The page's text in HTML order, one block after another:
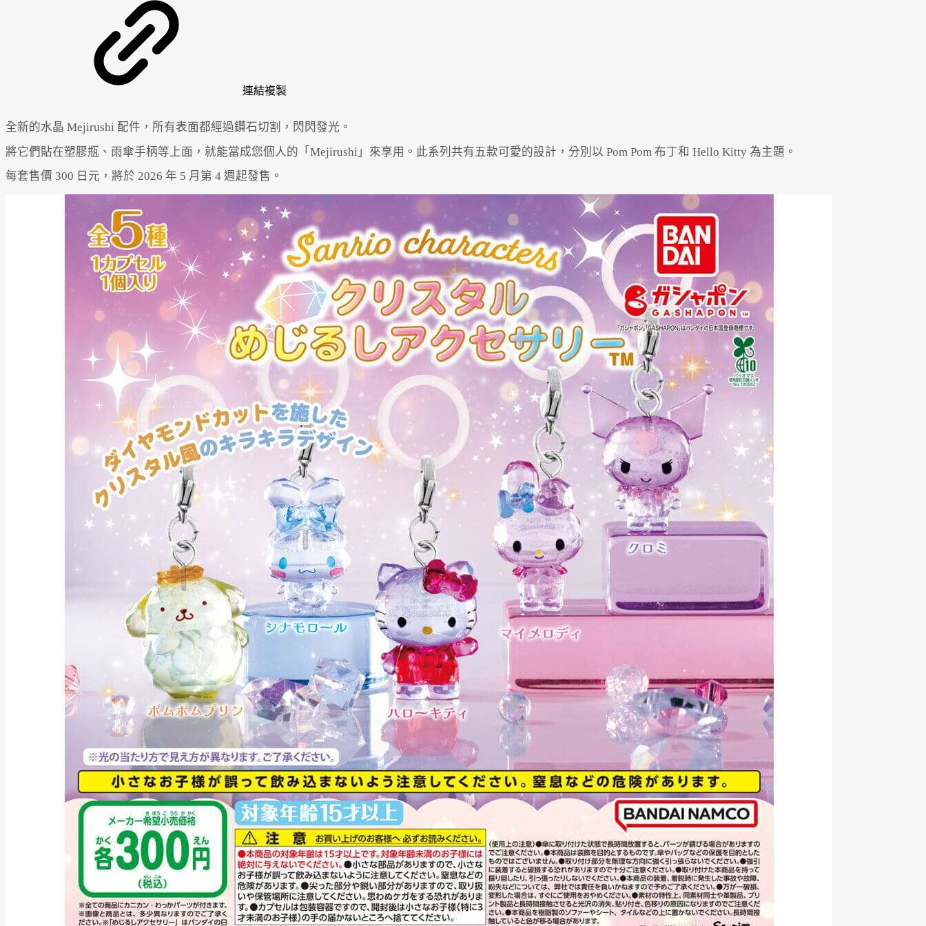
連結複製
Powered by GliaStudios
全新的水晶 Mejirushi 配件，所有表面都經過鑽石切割，閃閃發光。
將它們貼在塑膠瓶、雨傘手柄等上面，就能當成您個人的「Mejirushi」來享用。此系列共有五款可愛的設計，分別以 Pom Pom 布丁和 Hello Kitty 為主題。
每套售價 300 日元，將於 2026 年 5 月第 4 週起發售。